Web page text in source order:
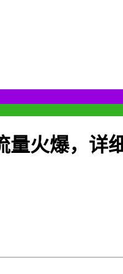
火爆，详